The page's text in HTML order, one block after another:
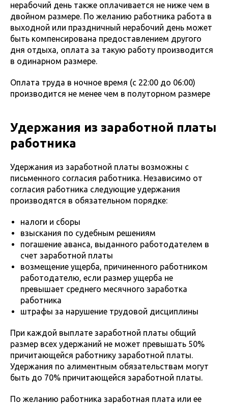
нерабочий день также оплачивается не ниже чем в
двойном размере. По желанию работника работа в
выходной или праздничный нерабочий день может
быть компенсирована предоставлением другого
дня отдыха, оплата за такую работу производится
в одинарном размере.
Оплата труда в ночное время (c 22:00 до 06:00)
производится не менее чем в полуторном размере
Удержания из заработной платы
работника
Удержания из заработной платы возможны с
письменного согласия работника. Независимо от
согласия работника следующие удержания
производятся в обязательном порядке:
налоги и сборы
взыскания по судебным решениям
погашение аванса, выданного работодателем в
счет заработной платы
возмещение ущерба, причиненного работником
работодателю, если размер ущерба не
превышает среднего месячного заработка
работника
штрафы за нарушение трудовой дисциплины
При каждой выплате заработной платы общий
размер всех удержаний не может превышать 50%
причитающейся работнику заработной платы.
Удержания по алиментным обязательствам могут
быть до 70% причитающейся заработной платы.
По желанию работника заработная плата или ее